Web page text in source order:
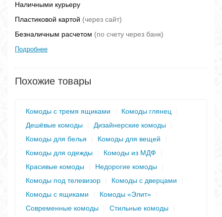
Наличными курьеру
Пластиковой картой (через сайт)
Безналичным расчетом (по счету через банк)
Подробнее
Похожие товары
Комоды с тремя ящиками Комоды глянец
Дешёвые комоды
Дизайнерские комоды
Комоды для белья
Комоды для вещей
Комоды для одежды
Комоды из МДФ
Красивые комоды
Недорогие комоды
Комоды под телевизор
Комоды с дверцами
Комоды с ящиками
Комоды «Элит»
Современные комоды
Стильные комоды